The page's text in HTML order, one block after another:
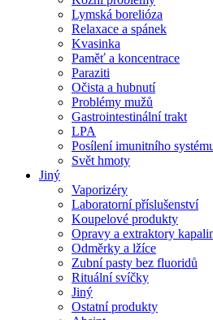
Lymská borelióza
Relaxace a spánek
Kvasinka
Paměť a koncentrace
Paraziti
Očista a hubnutí
Problémy mužů
Gastrointestinální trakt
LPA
Posílení imunitního
Svět hmoty
Jiný
Vaporizéry
Laboratorní příslušenství
Koupelové produkty
Opravy a extraktory
Odměrky a lžíce
Zubní pasty bez fluoridů
Rituální svíčky
Jiný
Ostatní produkty